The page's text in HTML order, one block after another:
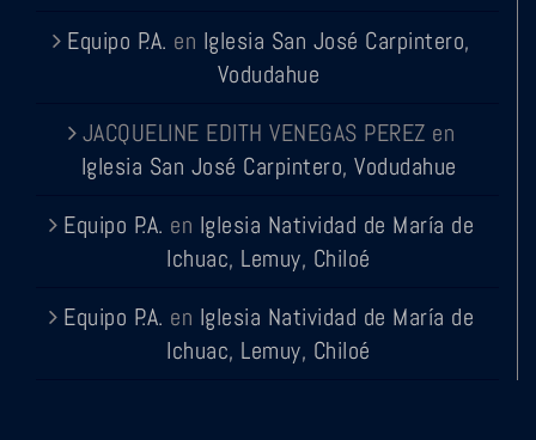
Equipo P.A. en Iglesia San José Carpintero,
Vodudahue
JACQUELINE EDITH VENEGAS PEREZ en
Iglesia San José Carpintero, Vodudahue
Equipo P.A. en Iglesia Natividad de María de
Ichuac, Lemuy, Chiloé
Equipo P.A. en Iglesia Natividad de María de
Ichuac, Lemuy, Chiloé